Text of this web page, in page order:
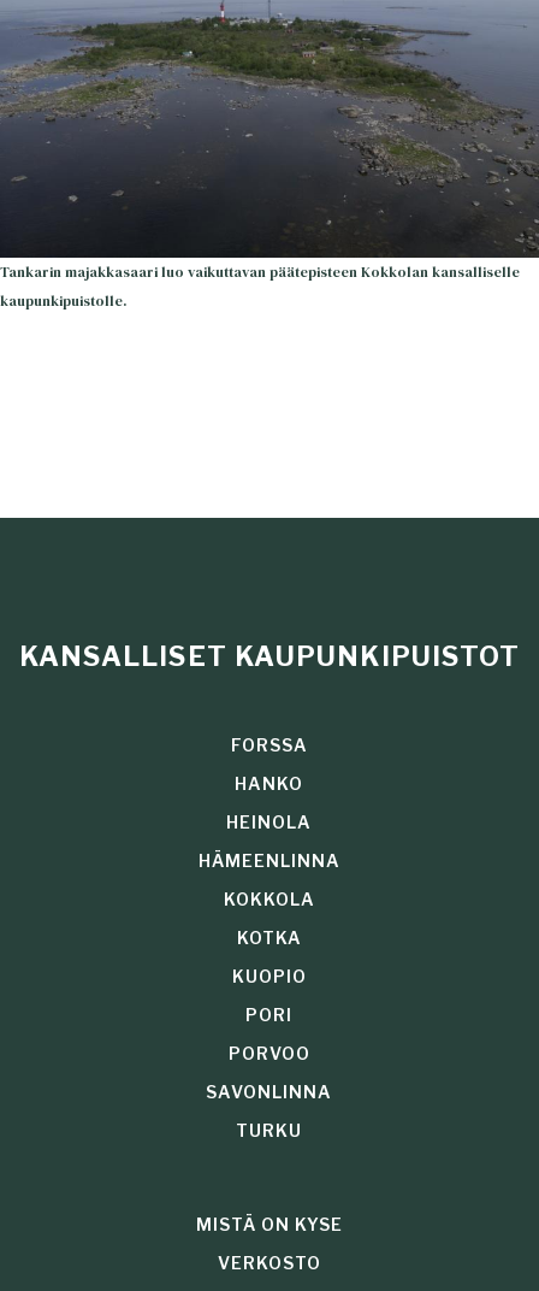
Tankarin majakkasaari luo vaikuttavan päätepisteen Kokkolan kansalliselle
kaupunkipuistolle.
KANSALLISET KAUPUNKIPUISTOT
FORSSA
HANKO
HEINOLA
HÄMEENLINNA
KOKKOLA
KOTKA
KUOPIO
PORI
PORVOO
SAVONLINNA
TURKU
MISTÄ ON KYSE
VERKOSTO